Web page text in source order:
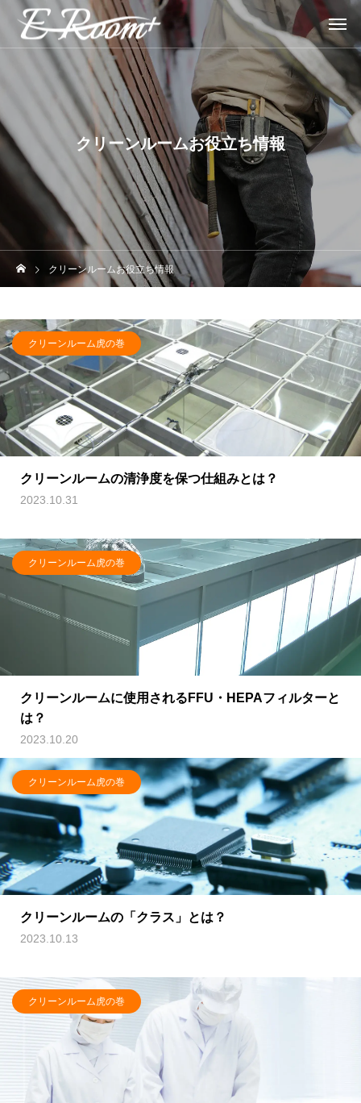
クリーンルームお役立ち情報
クリーンルームお役立ち情報
クリーンルーム虎の巻
クリーンルームの清浄度を保つ仕組みとは？
2023.10.31
クリーンルーム虎の巻
クリーンルームに使用されるFFU・HEPAフィルターと
は？
2023.10.20
クリーンルーム虎の巻
クリーンルームの「クラス」とは？
2023.10.13
クリーンルーム虎の巻